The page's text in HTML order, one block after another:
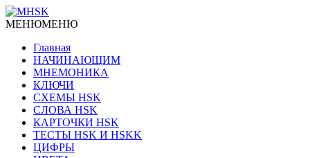
МЕНЮМЕНЮ
Главная
НАЧИНАЮЩИМ
МНЕМОНИКА
КЛЮЧИ
СХЕМЫ HSK
СЛОВА HSK
КАРТОЧКИ HSK
ТЕСТЫ HSK И HSKK
ЦИФРЫ